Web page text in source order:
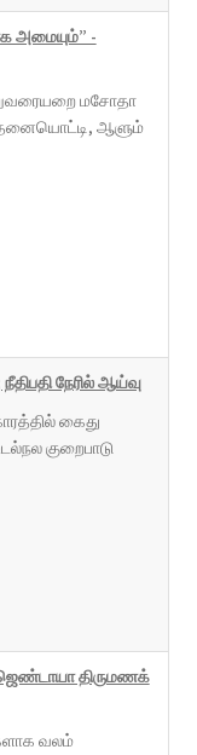
அமையும்” -
மசோதா
ஆளும்
நேரில் ஆய்வு
கைது
குறைபாடு
திருமணக்
வலம்